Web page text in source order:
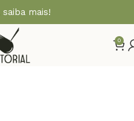
saiba mais!
0